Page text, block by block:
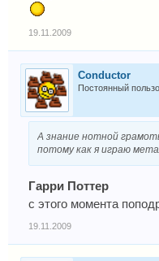
19.11.2009
Conductor
Постоянный
А знание нотной
потому как я играю
Гарри Поттер
с этого момента
19.11.2009